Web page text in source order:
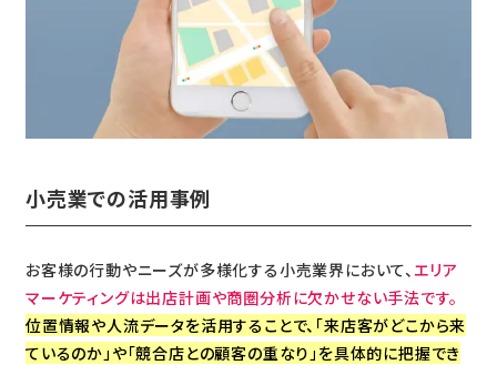
小売業での活用事例
お客様の行動やニーズが多様化する小売業界において、 エリア
マーケティングは出店計画や商圏分析に欠かせない手法です。
位置情報や人流データを活用することで、「来店客がどこから来
ているのか」や「競合店との顧客の重なり」を具体的に把握でき